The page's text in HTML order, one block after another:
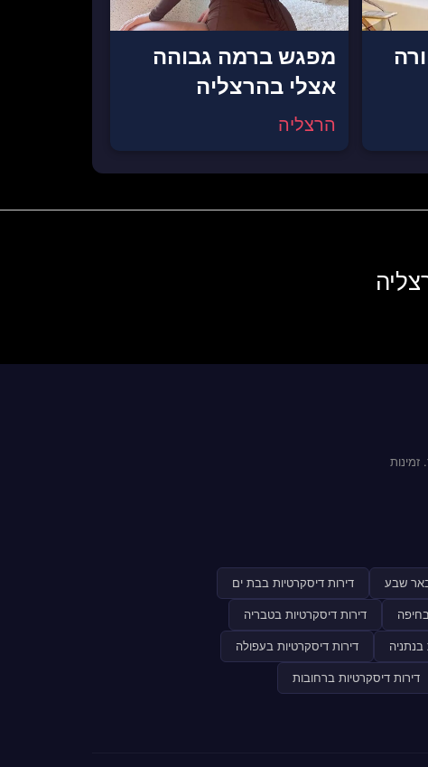
מפגש ברמה גבוהה
אצלי בהרצליה
הרצליה
שבע דירות דיסקרטיות בבת ים
דירות דיסקרטיות בטבריה
בנתניה דירות דיסקרטיות בעפולה
דירות דיסקרטיות ברחובות